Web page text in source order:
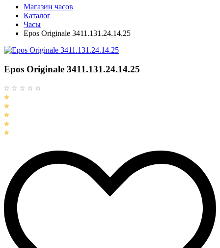
Магазин часов
Каталог
Часы
Epos Originale 3411.131.24.14.25
Epos Originale 3411.131.24.14.25